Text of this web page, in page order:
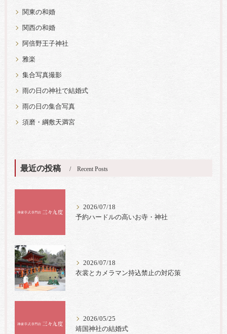
関東の和婚
関西の和婚
阿倍野王子神社
雅楽
集合写真撮影
雨の日の神社で結婚式
雨の日の集合写真
須磨・綱敷天満宮
最近の投稿 Recent Posts
2026/07/18
予約ハードルの高いお寺・神社
2026/07/18
衣裳とカメラマン持込禁止の対応策
2026/05/25
靖国神社の結婚式